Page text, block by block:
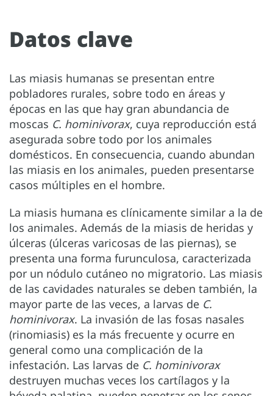
Datos clave
Las miasis humanas se presentan entre
pobladores rurales, sobre todo en áreas y
épocas en las que hay gran abundancia de
moscas C. hominivorax, cuya reproducción está
asegurada sobre todo por los animales
domésticos. En consecuencia, cuando abundan
las miasis en los animales, pueden presentarse
casos múltiples en el hombre.
La miasis humana es clínicamente similar a la de
los animales. Además de la miasis de heridas y
úlceras (úlceras varicosas de las piernas), se
presenta una forma furunculosa, caracterizada
por un nódulo cutáneo no migratorio. Las miasis
de las cavidades naturales se deben también, la
mayor parte de las veces, a larvas de C.
hominivorax. La invasión de las fosas nasales
(rinomiasis) es la más frecuente y ocurre en
general como una complicación de la
infestación. Las larvas de C. hominivorax
destruyen muchas veces los cartílagos y la